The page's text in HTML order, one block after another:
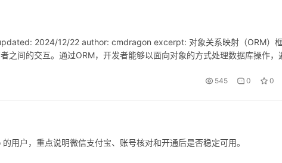
2024/12/22 author: cmdragon excerpt: 对象关系映射（ORM）
之间的交互。通过ORM，开发者能够以面向对象的方式处理数据库操作，
545 0 0
用户，重点说明微信支付宝、账号核对和开通后是否稳定可用。